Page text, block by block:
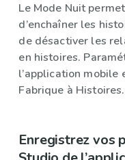
Le Mode Nuit
d’enchaîner les
de désactiver les
en histoires.
l’application mobile
Fabrique à Histoires.
Enregistrez vos